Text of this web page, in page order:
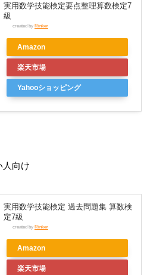
実用数学技能検定要点整理算数検定7
級
created by Rinker
Amazon
楽天市場
Yahooショッピング
人向け
実用数学技能検定 過去問題集 算数検
定7級
created by Rinker
Amazon
楽天市場